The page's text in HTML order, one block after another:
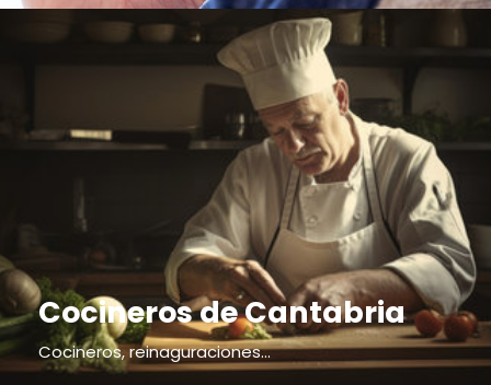
Cocineros de Cantabria
Cocineros, reinaguraciones...